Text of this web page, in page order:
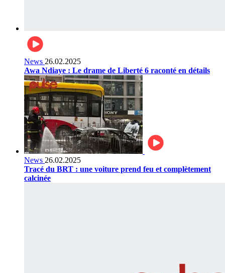
News 26.02.2025
Awa Ndiaye : Le drame de Liberté 6 raconté en détails
News 26.02.2025
Tracé du BRT : une voiture prend feu et complètement
calcinée